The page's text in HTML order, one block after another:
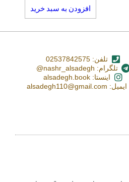
افزودن به سبد خرید
تلفن: 02537842575
تلگرام: nashr_alsadegh@
اینستا: alsadegh.book
ایمیل: alsadegh110@gmail.com